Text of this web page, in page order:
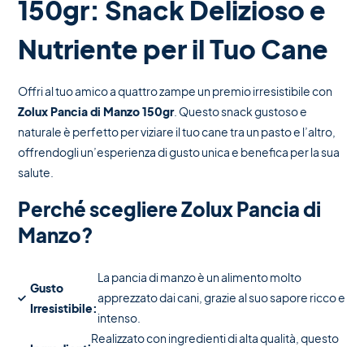
150gr: Snack Delizioso e
Nutriente per il Tuo Cane
Offri al tuo amico a quattro zampe un premio irresistibile con
Zolux Pancia di Manzo 150gr. Questo snack gustoso e
naturale è perfetto per viziare il tuo cane tra un pasto e l’altro,
offrendogli un’esperienza di gusto unica e benefica per la sua
salute.
Perché scegliere Zolux Pancia di
Manzo?
Gusto
Irresistibile:
La pancia di manzo è un alimento molto
apprezzato dai cani, grazie al suo sapore ricco e
intenso.
Realizzato con ingredienti di alta qualità, questo